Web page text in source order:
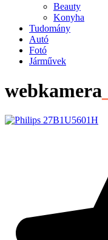
Beauty
Konyha
Tudomány
Autó
Fotó
Járművek
webkamera